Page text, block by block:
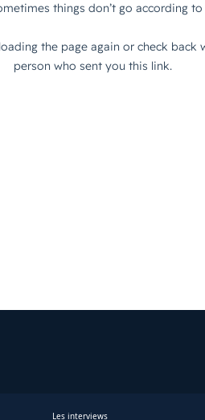
Les interviews